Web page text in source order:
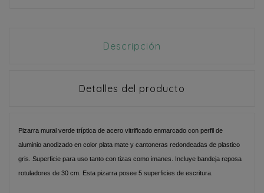
Descripción
Detalles del producto
Pizarra mural verde tríptica de acero vitrificado enmarcado con perfil de
aluminio anodizado en color plata mate y cantoneras redondeadas de plastico
gris. Superficie para uso tanto con tizas como imanes. Incluye bandeja reposa
rotuladores de 30 cm. Esta pizarra posee 5 superficies de escritura.